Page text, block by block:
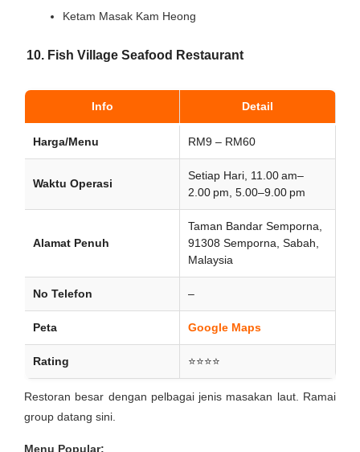
Ketam Masak Kam Heong
10. Fish Village Seafood Restaurant
Info Detail
Harga/Menu RM9 – RM60
Waktu Operasi
Setiap Hari, 11.00 am–
2.00 pm, 5.00–9.00 pm
Alamat Penuh
Taman Bandar Semporna,
91308 Semporna, Sabah,
Malaysia
No Telefon –
Peta Google Maps
Rating ⭐⭐⭐⭐
Restoran besar dengan pelbagai jenis masakan laut. Ramai
group datang sini.
Menu Popular: